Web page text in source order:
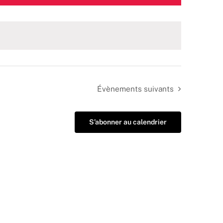
Évènements suivants
S’abonner au calendrier